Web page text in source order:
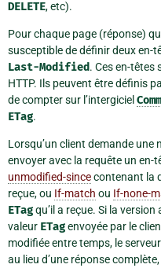
DELETE, etc).
Pour chaque page (réponse)
susceptible de définir deux en-
Last-Modified. Ces en-
HTTP. Ils peuvent être définis
de compter sur l’intergiciel
ETag.
Lorsqu’un client demande une
envoyer avec la requête un en-
unmodified-sincecontenant la
reçue, ou If-match ou If-none-
ETagqu’il a reçue. Si la
valeur ETagenvoyée par le
modifiée entre temps, le
au lieu d’une réponse